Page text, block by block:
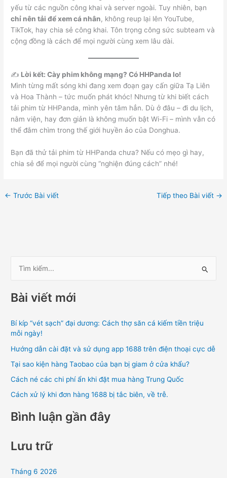
yếu từ các nguồn công khai và server ngoài. Tuy nhiên, bạn
chỉ nên tải để xem cá nhân, không reup lại lên YouTube,
TikTok, hay chia sẻ công khai. Tôn trọng công sức subteam và
cộng đồng là cách để mọi người cùng xem lâu dài.
✍️ Lời kết: Cày phim không mạng? Có HHPanda lo!
Mình từng mất sóng khi đang xem đoạn gay cấn giữa Tạ Liên
và Hoa Thành – tức muốn phát khóc! Nhưng từ khi biết cách
tải phim từ HHPanda, mình yên tâm hẳn. Dù ở đâu – đi du lịch,
nằm viện, hay đơn giản là không muốn bật Wi-Fi – mình vẫn có
thể đắm chìm trong thế giới huyền ảo của Donghua.
Bạn đã thử tải phim từ HHPanda chưa? Nếu có mẹo gì hay,
chia sẻ để mọi người cùng “nghiện đúng cách” nhé!
← Trước Bài viết Tiếp theo Bài viết →
m
i
m
:
Bài viết mới
Bí kíp “vét sạch” đại dương: Cách thợ săn cá kiếm tiền triệu
mỗi ngày!
Hướng dẫn cài đặt và sử dụng app 1688 trên điện thoại cực dễ
Tại sao kiện hàng Taobao của bạn bị giam ở cửa khẩu?
Cách né các chi phí ẩn khi đặt mua hàng Trung Quốc
Cách xử lý khi đơn hàng 1688 bị tắc biên, về trễ.
Bình luận gần đây
Lưu trữ
Tháng 6 2026